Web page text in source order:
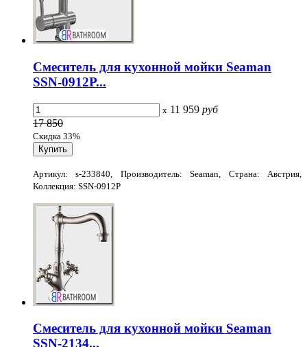
Смеситель для кухонной мойки Seaman
SSN-0912P...
x 11 959 руб
17 850
Скидка 33%
Артикул: s-233840, Производитель: Seaman, Страна: Австрия,
Коллекция: SSN-0912P
Смеситель для кухонной мойки Seaman
SSN-2134...